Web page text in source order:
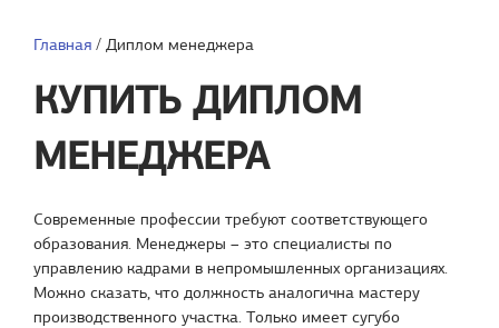
Главная / Диплом менеджера
КУПИТЬ ДИПЛОМ
МЕНЕДЖЕРА
Современные профессии требуют соответствующего
образования. Менеджеры – это специалисты по
управлению кадрами в непромышленных организациях.
Можно сказать, что должность аналогична мастеру
производственного участка. Только имеет сугубо